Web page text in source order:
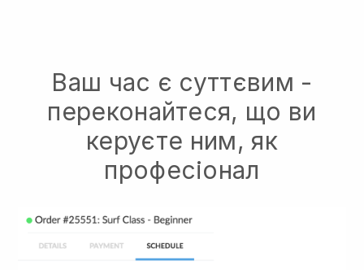
Ваш час є суттєвим -
переконайтеся, що ви
керуєте ним, як
професіонал